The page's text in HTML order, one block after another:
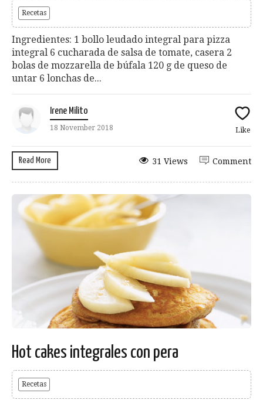
Recetas
Ingredientes: 1 bollo leudado integral para pizza
integral 6 cucharada de salsa de tomate, casera 2
bolas de mozzarella de búfala 120 g de queso de
untar 6 lonchas de...
Irene Milito
18 November 2018 Like
Read More Comment
31 Views
Hot cakes integrales con pera
Recetas